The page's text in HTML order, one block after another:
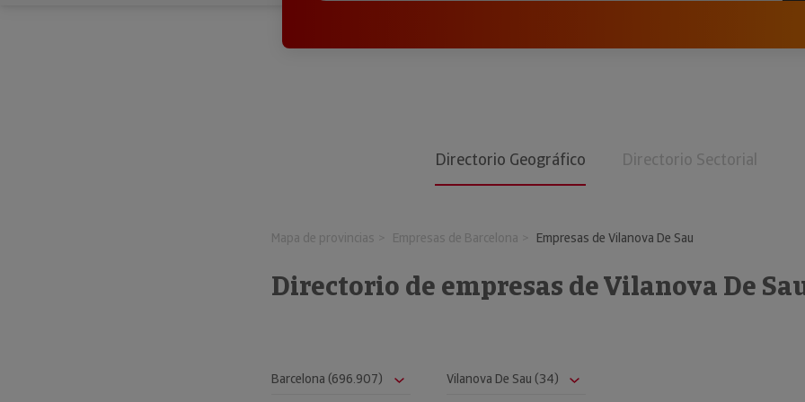
Directorio Geográfico Directorio Sectorial
Mapa de provincias Empresas de Barcelona Empresas de Vilanova De Sau
Directorio de empresas de Vilanova De